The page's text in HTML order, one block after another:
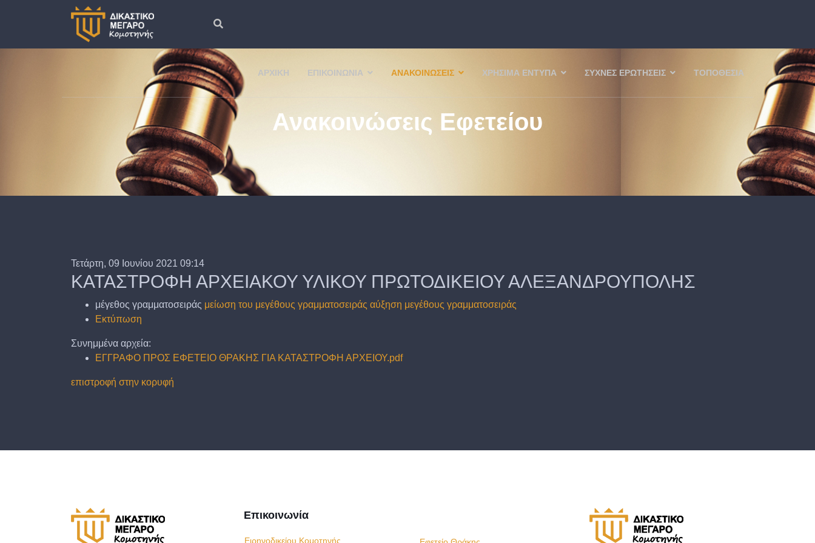
ΑΡΧΙΚΉ ΕΠΙΚΟΙΝΩΝΊΑ ΑΝΑΚΟΙΝΏΣΕΙΣ ΧΡΉΣΙΜΑ ΈΝΤΥΠΑ ΣΥΧΝΈΣ ΕΡΩΤΉΣΕΙΣ ΤΟΠΟΘΕΣΊΑ
Ανακοινώσεις Εφετείου
Τετάρτη, 09 Ιουνίου 2021 09:14
ΚΑΤΑΣΤΡΟΦΗ ΑΡΧΕΙΑΚΟΥ ΥΛΙΚΟΥ ΠΡΩΤΟΔΙΚΕΙΟΥ ΑΛΕΞΑΝΔΡΟΥΠΟΛΗΣ
μέγεθος γραμματοσειράς μείωση του μεγέθους γραμματοσειράς αύξηση μεγέθους γραμματοσειράς
Εκτύπωση
Συνημμένα αρχεία:
ΕΓΓΡΑΦΟ ΠΡΟΣ ΕΦΕΤΕΙΟ ΘΡΑΚΗΣ ΓΙΑ ΚΑΤΑΣΤΡΟΦΗ ΑΡΧΕΙΟΥ.pdf
επιστροφή στην κορυφή
Επικοινωνία
Ειρηνοδικείου Κομοτηνής